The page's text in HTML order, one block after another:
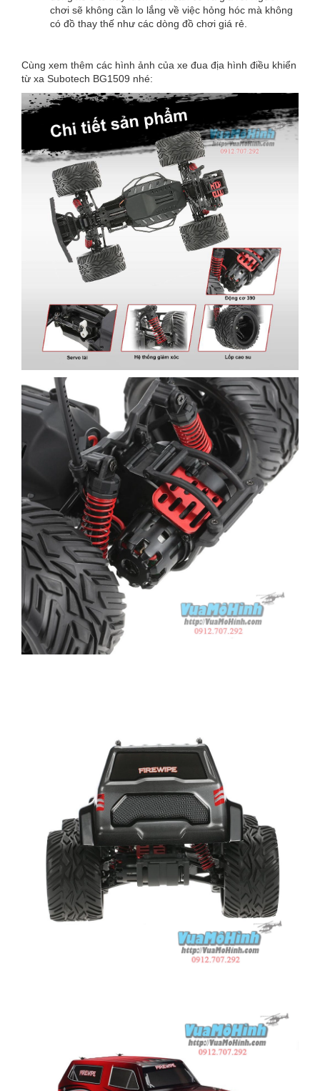
chơi sẽ không cần lo lắng về việc hỏng hóc mà không
có đồ thay thế như các dòng đồ chơi giá rẻ.
Cùng xem thêm các hình ảnh của xe đua địa hình điều khiển
từ xa Subotech BG1509 nhé: